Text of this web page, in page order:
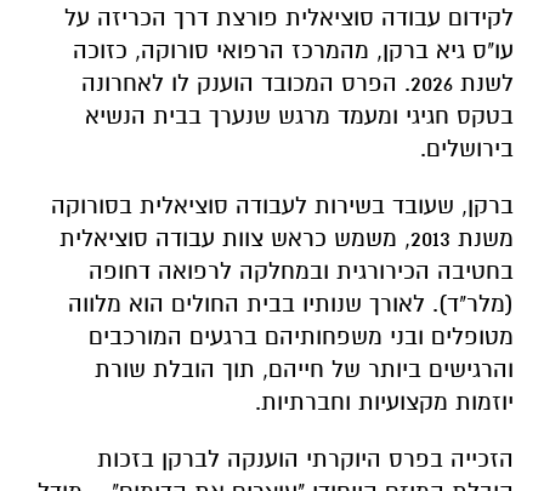
לקידום עבודה סוציאלית פורצת דרך הכריזה על
עו"ס גיא ברקן, מהמרכז הרפואי סורוקה, כזוכה
לשנת 2026. הפרס המכובד הוענק לו לאחרונה
בטקס חגיגי ומעמד מרגש שנערך בבית הנשיא
בירושלים.
ברקן, שעובד בשירות לעבודה סוציאלית בסורוקה
משנת 2013, משמש כראש צוות עבודה סוציאלית
בחטיבה הכירורגית ובמחלקה לרפואה דחופה
(מלר"ד). לאורך שנותיו בבית החולים הוא מלווה
מטופלים ובני משפחותיהם ברגעים המורכבים
והרגישים ביותר של חייהם, תוך הובלת שורת
יוזמות מקצועיות וחברתיות.
הזכייה בפרס היוקרתי הוענקה לברקן בזכות